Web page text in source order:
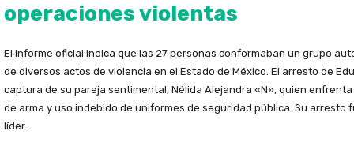
operaciones violentas
El informe oficial indica que las 27 personas conformaban un grupo
de diversos actos de violencia en el Estado de México. El arresto de
captura de su pareja sentimental, Nélida Alejandra «N», quien
de arma y uso indebido de uniformes de seguridad pública. Su arresto
líder.